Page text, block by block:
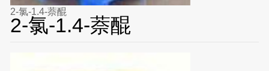
2-氯-1.4-萘醌
2-氯-1.4-萘醌